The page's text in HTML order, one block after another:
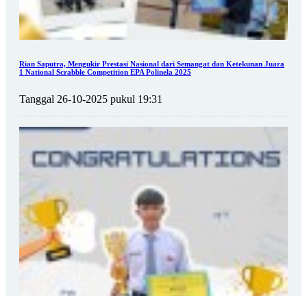
Rian Saputra, Mengukir Prestasi Nasional dari Semangat dan Ketekunan Juara
1 National Scrabble Competition EPA Polinela 2025
Tanggal 26-10-2025 pukul 19:31